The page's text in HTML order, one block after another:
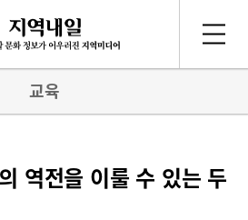
교육
역전을 이룰 수 있는 두